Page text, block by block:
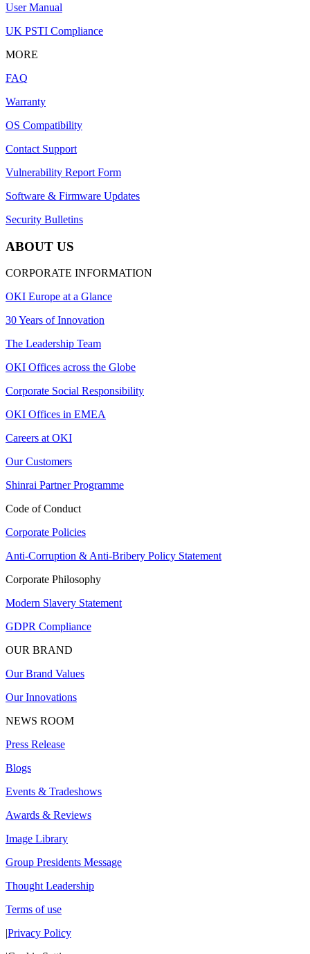
User Manual
UK PSTI Compliance
MORE
FAQ
Warranty
OS Compatibility
Contact Support
Vulnerability Report Form
Software & Firmware Updates
Security Bulletins
ABOUT US
CORPORATE INFORMATION
OKI Europe at a Glance
30 Years of Innovation
The Leadership Team
OKI Offices across the Globe
Corporate Social Responsibility
OKI Offices in EMEA
Careers at OKI
Our Customers
Shinrai Partner Programme
Code of Conduct
Corporate Policies
Anti-Corruption & Anti-Bribery Policy Statement
Corporate Philosophy
Modern Slavery Statement
GDPR Compliance
OUR BRAND
Our Brand Values
Our Innovations
NEWS ROOM
Press Release
Blogs
Events & Tradeshows
Awards & Reviews
Image Library
Group Presidents Message
Thought Leadership
Terms of use
|Privacy Policy